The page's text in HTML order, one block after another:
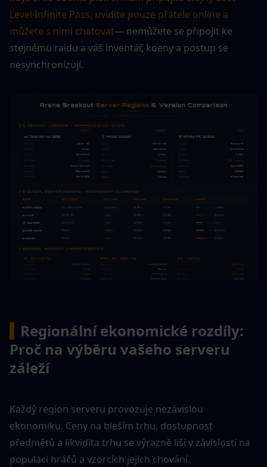
Level Infinite Pass, uvidíte pouze přátele online a
můžete s nimi chatovat— nemůžete se připojit ke
stejnému raidu a váš inventář, koeny a postup se
nesynchronizují.
Regionální ekonomické rozdíly:
Proč na výběru vašeho serveru
záleží
Každý region serveru provozuje nezávislou
ekonomiku. Ceny na bleším trhu, dostupnost
předmětů a likvidita trhu se výrazně liší v závislosti na
populaci hráčů a vzorcích jejich chování.